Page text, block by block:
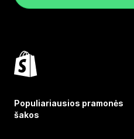
Populiariausios pramonės
šakos